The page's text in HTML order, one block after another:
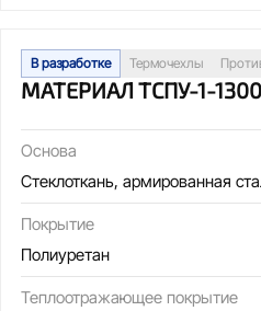
В разработке Термочехлы
МАТЕРИАЛ ТСПУ-1-
Основа
Стеклоткань, армированная
Покрытие
Полиуретан
Теплоотражающее покрытие